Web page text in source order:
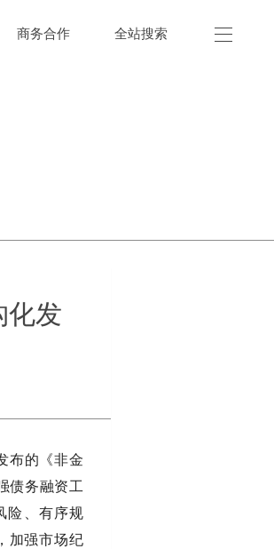
商务合作 全站搜索
化发
布的《非金
债务融资工
险、有序规
加强市场纪